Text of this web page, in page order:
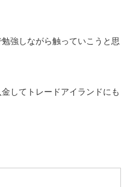
強しながら触っていこうと思
してトレードアイランドにも